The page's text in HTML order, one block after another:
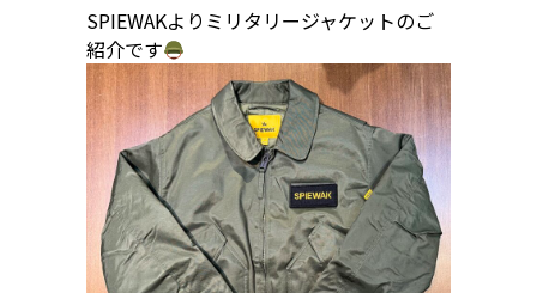
SPIEWAKよりミリタリージャケットのご
紹介です